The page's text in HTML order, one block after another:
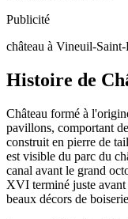
Publicité
château à Vineuil-
Histoire de
Château formé à
pavillons, comportant
construit en pierre de
est visible du parc du
canal avant le grand
XVI terminé juste
beaux décors de